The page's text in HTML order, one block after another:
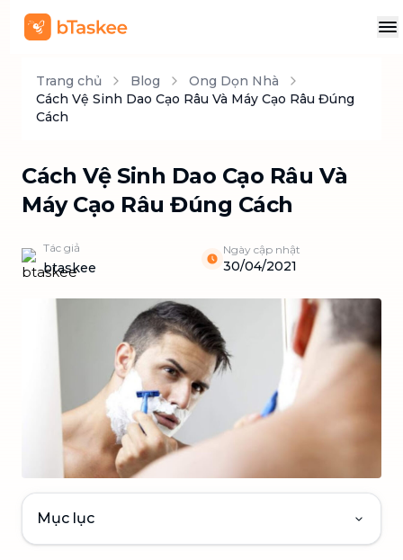
Trang chủ Blog
Ong Dọn Nhà
Cách Vệ Sinh Dao Cạo Râu Và Máy Cạo Râu Đúng
Cách
Cách Vệ Sinh Dao Cạo Râu Và
Máy Cạo Râu Đúng Cách
Tác giả
btaskee
Ngày cập nhật
30/04/2021
Mục lục